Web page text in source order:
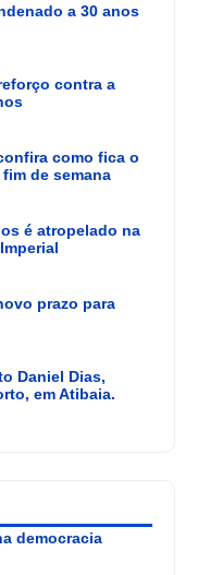
a 30 anos
contra a
como fica o
de semana
é atropelado na
prazo para
Daniel Dias,
em Atibaia.
democracia